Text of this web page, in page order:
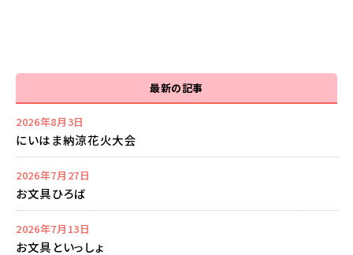
最新の記事
2026年8月3日
にいはま納涼花火大会
2026年7月27日
お文具ひろば
2026年7月13日
お文具といっしょ